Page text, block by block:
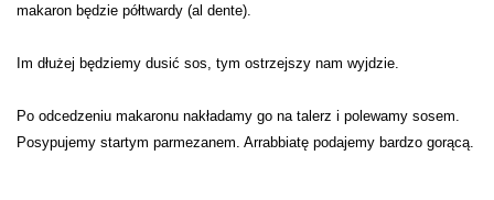
makaron będzie półtwardy (al dente).
Im dłużej będziemy dusić sos, tym ostrzejszy nam wyjdzie.
Po odcedzeniu makaronu nakładamy go na talerz i polewamy sosem.
Posypujemy startym parmezanem. Arrabbiatę podajemy bardzo gorącą.